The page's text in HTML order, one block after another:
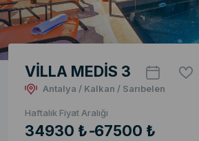
VİLLA MEDİS 3
Antalya / Kalkan / Sarıbelen
Haftalık Fiyat Aralığı
34930 ₺-67500 ₺